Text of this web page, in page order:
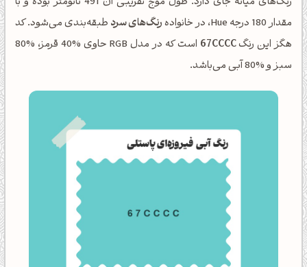
مقدار 180 درجه Hue، در خانواده
رنگ‌های سرد طبقه‌بندی می‌شود. کد
هگز این رنگ67CCCC
است که در مدل RGB حاوی %40 قرمز، %80
سبز و %80 آبی می‌باشد.